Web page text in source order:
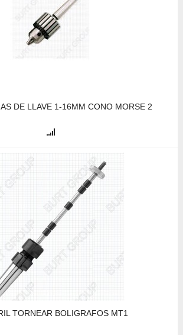
DE LLAVE 1-16MM CONO MORSE 2
TORNEAR BOLIGRAFOS MT1